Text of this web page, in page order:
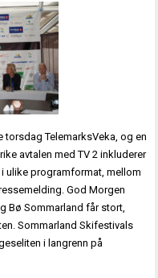
torsdag TelemarksVeka, og en
avtalen med TV 2 inkluderer
ulike programformat, mellom
God Morgen
Bø Sommarland får stort,
Sommarland Skifestivals
i langrenn på